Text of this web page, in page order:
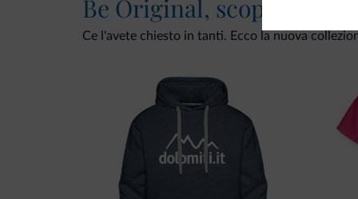
Be Original, scopri la
Ce l'avete chiesto in tanti. Ecco la nuova